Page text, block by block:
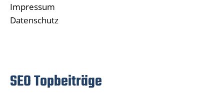
Impressum
Datenschutz
SEO Topbeiträge